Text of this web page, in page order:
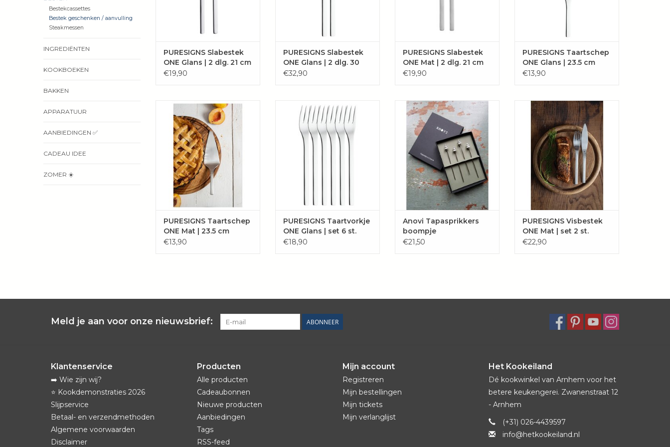
Bestekcassettes
Bestek geschenken / aanvulling
Steakmessen
INGREDIËNTEN
KOOKBOEKEN
BAKKEN
APPARATUUR
AANBIEDINGEN ✅
CADEAU IDEE
ZOMER ☀️
PURESIGNS Slabestek
ONE Glans | 2 dlg. 21 cm
€19,90
PURESIGNS Slabestek
ONE Glans | 2 dlg. 30
cm
€32,90
PURESIGNS Slabestek
ONE Mat | 2 dlg. 21 cm
€19,90
PURESIGNS Taartschep
ONE Glans | 23.5 cm
€13,90
Taartschep "One Extra" van
hoogwaardig mat 18/10 roestvrij
staal in een mooie
geschenkverpakking.
TOEVOEGEN AAN
WINKELWAGEN
PURESIGNS Taartschep
ONE Mat | 23.5 cm
€13,90
Bestaande uit 6 gepolijste
taartvorkjes "One".
Hoogwaardig gepolijst 18/10
roestvrij staal
PURESIGNS Taartvorkje
ONE Glans | set 6 st.
€18,90
Naast de tapasprikkers met olijfje
of schelpje, nu ook een versie met
een (kerst)boompje als topstukje.
TOEVOEGEN AAN
WINKELWAGEN
Anovi Tapasprikkers
boompje
€21,50
De visvork en het vismes zijn
speciaal ontwikkeld voor het
verdelen en portioneren van fijne
visgerechten. De One Extra serie
biedt voor elk doel het ideale
bestek.
PURESIGNS Visbestek
ONE Mat | set 2 st.
€22,90
Meld je aan voor onze nieuwsbrief: ABONNEER
Klantenservice
➡️ Wie zijn wij?
⭐️ Kookdemonstraties 2026
Slijpservice
Betaal- en verzendmethoden
Algemene voorwaarden
Disclaimer
Producten
Alle producten
Cadeaubonnen
Nieuwe producten
Aanbiedingen
Tags
RSS-feed
Mijn account
Registreren
Mijn bestellingen
Mijn tickets
Mijn verlanglijst
Het Kookeiland
Dé kookwinkel van Arnhem voor het
betere keukengerei. Zwanenstraat 12
- Arnhem
(+31) 026-4439597
info@hetkookeiland.nl